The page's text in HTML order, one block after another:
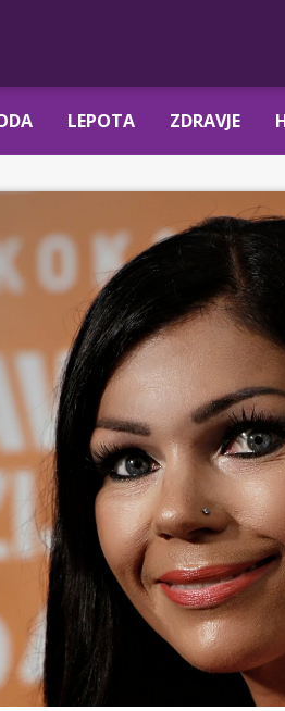
LEPOTA ZDRAVJE